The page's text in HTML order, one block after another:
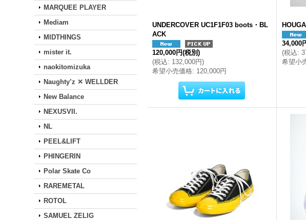
MARQUEE PLAYER
Mediam
MIDTHINGS
mister it.
naokitomizuka
Naughty’z ✕ WELLDER
New Balance
NEXUSVII.
NL
PEEL&LIFT
PHINGERIN
Polar Skate Co
RAREMETAL
ROTOL
SAMUEL ZELIG
UNDERCOVER UC1F1F03 boots・BL
ACK
120,000円(税別)
(税込: 132,000円)
希望小売価格: 120,000円
34,000
(税込:
希望小